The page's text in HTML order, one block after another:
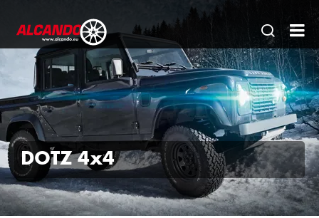
öffnen
|
Ein
für
DOTZ 4x4